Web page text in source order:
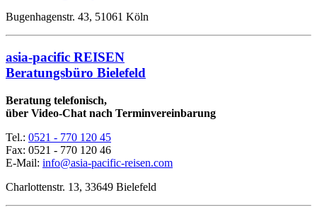
Bugenhagenstr. 43, 51061 Köln
asia-pacific REISEN
Beratungsbüro Bielefeld
Beratung telefonisch,
über Video-Chat nach Terminvereinbarung
Tel.: 0521 - 770 120 45
Fax: 0521 - 770 120 46
E-Mail: info@asia-pacific-reisen.com
Charlottenstr. 13, 33649 Bielefeld